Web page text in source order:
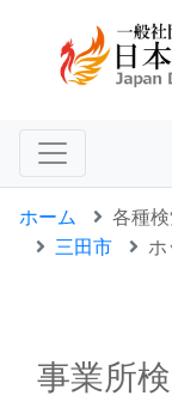
ホーム 各種
三田市
ホ
事業所